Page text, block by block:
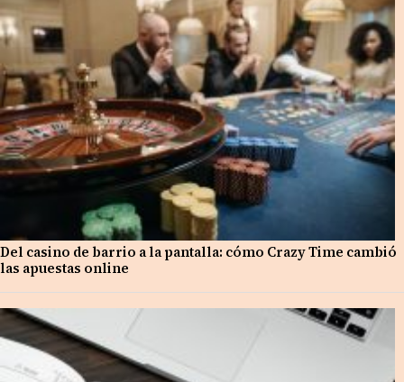
Del casino de barrio a la pantalla: cómo Crazy Time cambió
las apuestas online